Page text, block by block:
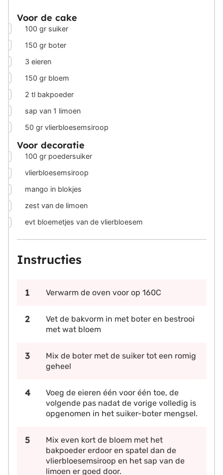
Voor de cake
100 gr suiker
150 gr boter
3 eieren
150 gr bloem
2 tl bakpoeder
sap van 1 limoen
50 gr vlierbloesemsiroop
Voor decoratie
100 gr poedersuiker
vlierbloesemsiroop
mango in blokjes
zest van de limoen
evt bloemetjes van de vlierbloesem
Instructies
Verwarm de oven voor op 160C
Vet de bakvorm in met boter en bestrooi
met wat bloem
Mix de boter met de suiker tot een romig
geheel
Voeg de eieren één voor één toe, de
volgende pas nadat de vorige volledig is
opgenomen in het suiker-boter mengsel.
Mix even kort de bloem met het
bakpoeder erdoor en spatel dan de
vlierbloesemsiroop en het sap van de
limoen er goed door.